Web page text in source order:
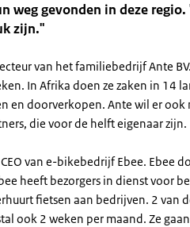
weg gevonden in deze
zijn."
van het familiebedrijf Ante
In Afrika doen ze zaken in 14
en doorverkopen. Ante wil er
die voor de helft eigenaar zijn.
van e-bikebedrijf Ebee. Ebee
heeft bezorgers in dienst voor
fietsen aan bedrijven. 2 van
ook 2 weken per maand. Ze